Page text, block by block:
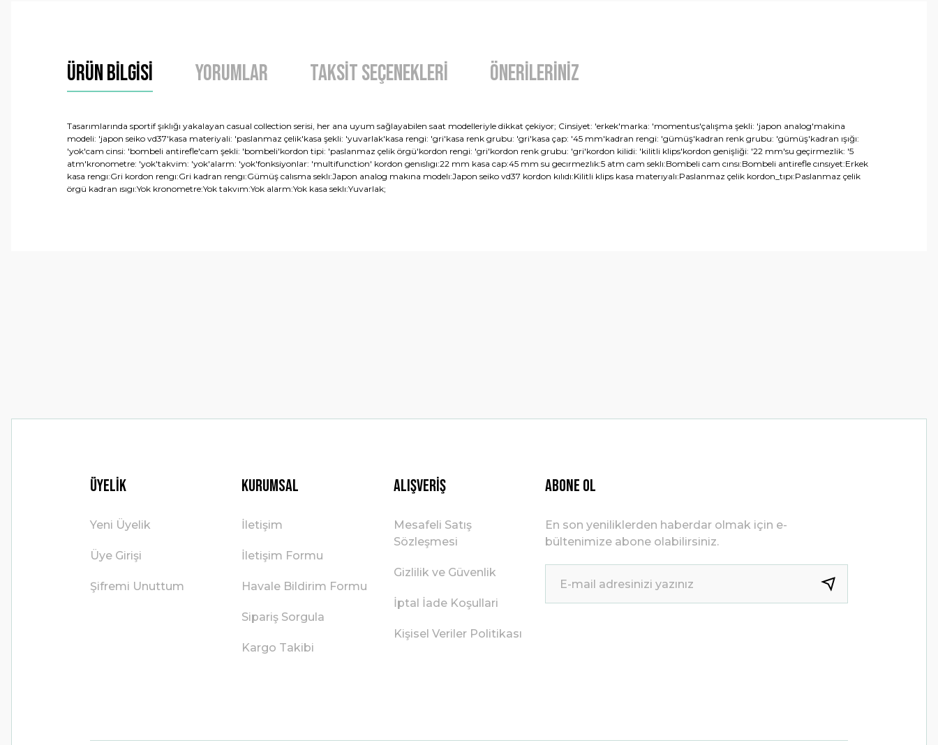
Ürün Bilgisi Yorumlar Taksit Seçenekleri Önerileriniz
Tasarımlarında sportif şıklığı yakalayan casual collection serisi, her ana uyum sağlayabilen saat modelleriyle dikkat çekiyor; Cinsiyet: 'erkek'marka: 'momentus'çalışma şekli: 'japon analog'makina
modeli: 'japon seiko vd37'kasa materiyali: 'paslanmaz çelik'kasa şekli: 'yuvarlak'kasa rengi: 'gri'kasa renk grubu: 'gri'kasa çap: '45 mm'kadran rengi: 'gümüş'kadran renk grubu: 'gümüş'kadran ışığı:
'yok'cam cinsi: 'bombeli antirefle'cam şekli: 'bombeli'kordon tipi: 'paslanmaz çelik örgü'kordon rengi: 'gri'kordon renk grubu: 'gri'kordon kilidi: 'kilitli klips'kordon genişliği: '22 mm'su geçirmezlik: '5
atm'kronometre: 'yok'takvim: 'yok'alarm: 'yok'fonksiyonlar: 'multifunction' kordon genıslıgı:22 mm kasa cap:45 mm su gecırmezlık:5 atm cam seklı:Bombeli cam cınsı:Bombeli antirefle cınsıyet:Erkek
kasa rengı:Gri kordon rengı:Gri kadran rengı:Gümüş calısma seklı:Japon analog makına modelı:Japon seiko vd37 kordon kılıdı:Kilitli klips kasa materıyalı:Paslanmaz çelik kordon_tıpı:Paslanmaz çelik
örgü kadran ısıgı:Yok kronometre:Yok takvım:Yok alarm:Yok kasa seklı:Yuvarlak;
Üyelik
Yeni Üyelik
Üye Girişi
Şifremi Unuttum
Kurumsal
İletişim
İletişim Formu
Havale Bildirim Formu
Sipariş Sorgula
Kargo Takibi
Alışveriş
Mesafeli Satış
Sözleşmesi
Gizlilik ve Güvenlik
İptal İade Koşullari
Kişisel Veriler Politikası
ABONE OL
En son yeniliklerden haberdar olmak için e-
bültenimize abone olabilirsiniz.